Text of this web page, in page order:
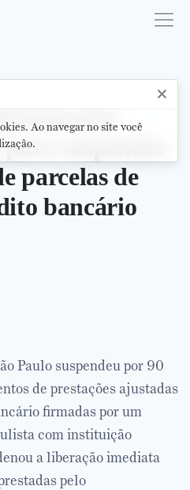
suspender
parcelas de
bancário
Paulo suspendeu por 90
de prestações ajustadas
firmadas por um
com instituição
a liberação imediata
pelo
×
Ao navegar no site você